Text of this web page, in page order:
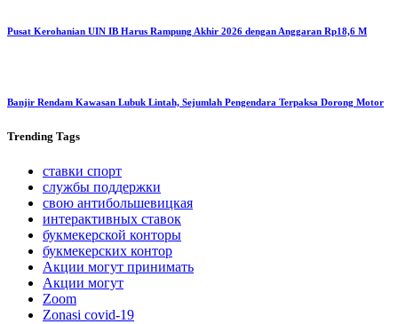
Pusat Kerohanian UIN IB Harus Rampung Akhir 2026 dengan Anggaran Rp18,6 M
Banjir Rendam Kawasan Lubuk Lintah, Sejumlah Pengendara Terpaksa Dorong Motor
Trending Tags
ставки спорт
службы поддержки
свою антибольшевицкая
интерактивных ставок
букмекерской конторы
букмекерских контор
Акции могут принимать
Акции могут
Zoom
Zonasi covid-19